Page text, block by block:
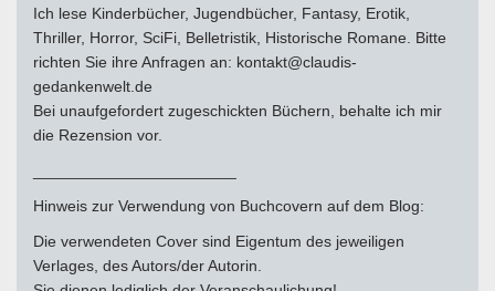
Ich lese Kinderbücher, Jugendbücher, Fantasy, Erotik,
Thriller, Horror, SciFi, Belletristik, Historische Romane. Bitte
richten Sie ihre Anfragen an: kontakt@claudis-
gedankenwelt.de
Bei unaufgefordert zugeschickten Büchern, behalte ich mir
die Rezension vor.
Hinweis zur Verwendung von Buchcovern auf dem Blog:
Die verwendeten Cover sind Eigentum des jeweiligen
Verlages, des Autors/der Autorin.